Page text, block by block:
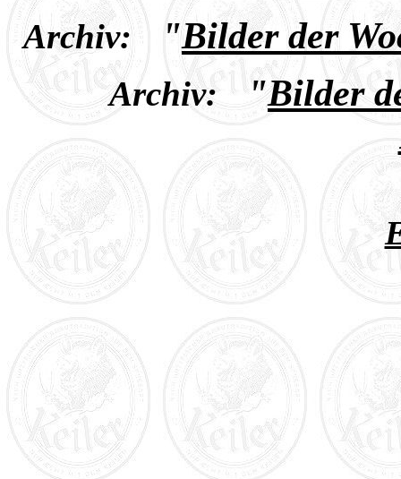
Archiv: "Bilder der
Archiv: "Bilder